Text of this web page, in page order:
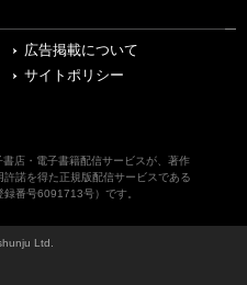
広告掲載について
サイトポリシー
店・電子書籍配信サービスが、著作
諾を得た正規版配信サービスである
録番号6091713号）です。
Ltd.